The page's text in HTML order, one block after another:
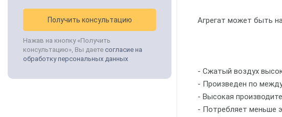
Получить консультацию
Нажав на кнопку «Получить
консультацию», Вы даете согласие на
обработку персональных данных
Агрегат может быть
- Сжатый воздух
- Произведен по
- Высокая
- Потребляет меньше